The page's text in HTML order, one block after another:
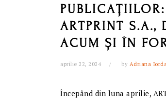
ARTPRINT S.A.,
ACUM ȘI ÎN
aprilie 22, 2024 by Adriana
Începând din luna aprilie,